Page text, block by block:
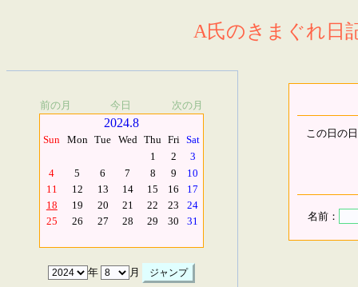
A氏のきまぐれ日
前の月 今日 次の月
2024.8
Sun Mon Tue Wed Thu Fri Sat
1
2
3
4
5 6 7 8 9
10
11
12 13 14 15 16
17
18
19 20 21 22 23
24
25
26 27 28 29 30 31
年 月
この日の
名前：